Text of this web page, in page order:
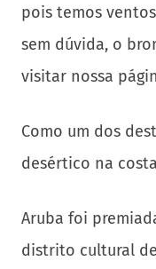
pois temos
sem dúvida, o
visitar nossa
Como um dos
desértico na
Aruba foi
distrito cultural